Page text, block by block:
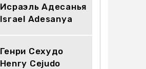
Исраэль Адесанья
Israel Adesanya
Генри Сехудо
Henry Cejudo